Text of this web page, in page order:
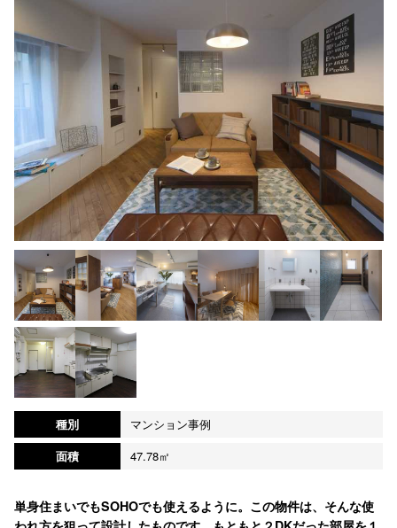
種別
マンション事例
面積
47.78㎡
単身住まいでもSOHOでも使えるように。この物件は、そんな使